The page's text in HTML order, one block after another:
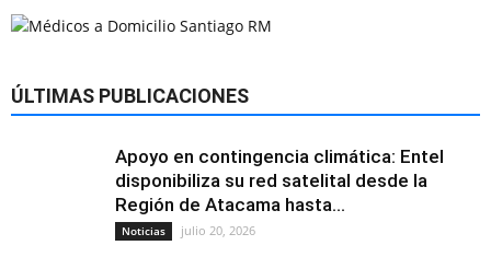
ÚLTIMAS PUBLICACIONES
Apoyo en contingencia climática: Entel
disponibiliza su red satelital desde la
Región de Atacama hasta...
Noticias julio 20, 2026